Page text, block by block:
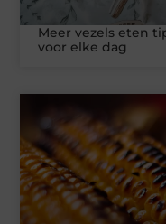
Meer vezels eten
voor elke dag